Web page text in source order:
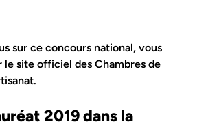
sur ce concours national, vous
le site officiel desChambres de
.
2019 dans la